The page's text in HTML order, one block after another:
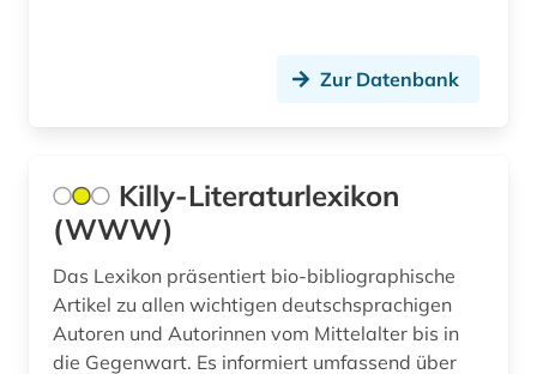
alemannisch (1)
alexandr s. (1)
alf laila wa-laila (2)
Zur Datenbank
Killy-Literaturlexikon
(WWW)
Das Lexikon präsentiert bio-bibliographische
Artikel zu allen wichtigen deutschsprachigen
Autoren und Autorinnen vom Mittelalter bis in
die Gegenwart. Es informiert umfassend über